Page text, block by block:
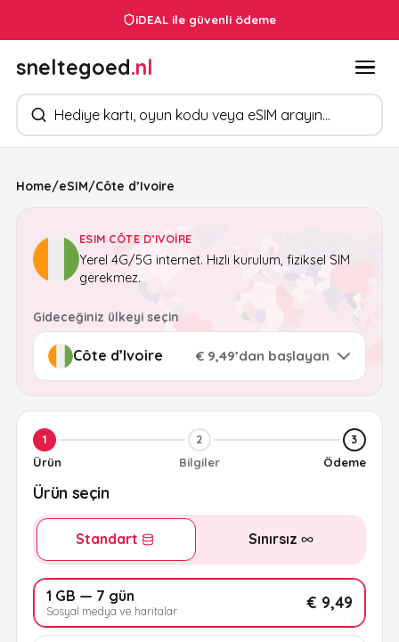
iDEAL ile güvenli ödeme
7/24 müşteri hizmetleri
sneltegoed.nl
Ürün arayın
Home/eSIM/Côte d’Ivoire
ESIM CÔTE D’IVOIRE
Yerel 4G/5G internet. Hızlı kurulum, fiziksel SIM
gerekmez.
Gideceğiniz ülkeyi seçin
€ 9,49’dan başlayan
1
Ürün
2
Bilgiler
3
Ödeme
Ürün seçin
Standart Sınırsız
1 GB — 7 gün
Sosyal medya ve haritalar € 9,49